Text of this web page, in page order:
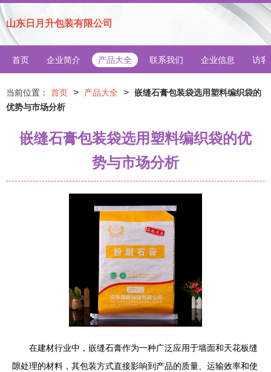
山东日月升包装有限公司
首页 企业简介 产品大全 联系我们 企业信息 访客
当前位置： 首页 > 产品大全 > 嵌缝石膏包装袋选用塑料编织袋的
优势与市场分析
嵌缝石膏包装袋选用塑料编织袋的优
势与市场分析
在建材行业中，嵌缝石膏作为一种广泛应用于墙面和天花板缝
隙处理的材料，其包装方式直接影响到产品的质量、运输效率和使